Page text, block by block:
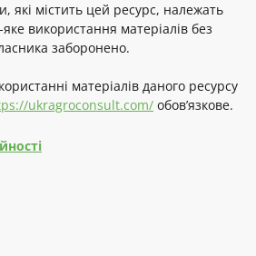
які містить цей ресурс, належать
використання матеріалів без
заборонено.
матеріалів даного ресурсу
ukragroconsult.com/ обов’язкове.